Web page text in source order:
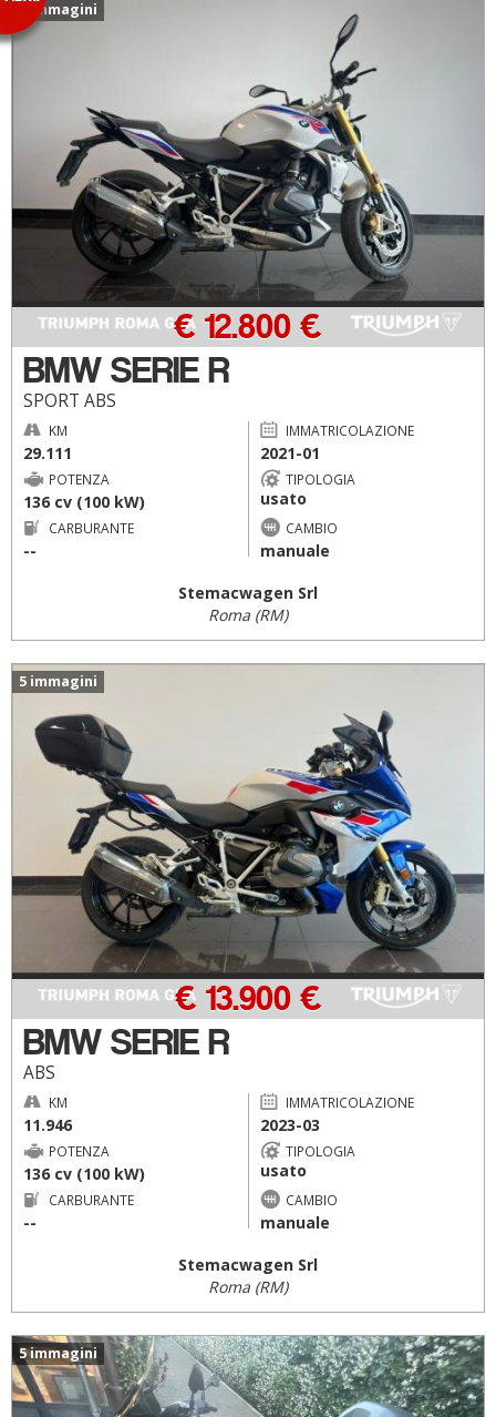
5 immagini
BMW SERIE R
SPORT ABS
€ 12.800 €
KM
29.111
IMMATRICOLAZIONE
2021-01
POTENZA
136 cv (100 kW)
TIPOLOGIA
usato
CARBURANTE
--
CAMBIO
manuale
Stemacwagen Srl
Roma (RM)
5 immagini
BMW SERIE R
ABS
€ 13.900 €
KM
11.946
IMMATRICOLAZIONE
2023-03
POTENZA
136 cv (100 kW)
TIPOLOGIA
usato
CARBURANTE
--
CAMBIO
manuale
Stemacwagen Srl
Roma (RM)
5 immagini